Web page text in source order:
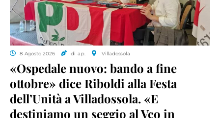
8 Agosto 2026 di a.p. Villadossola
«Ospedale nuovo: bando a fine
ottobre» dice Riboldi alla Festa
dell’Unità a Villadossola. «E
destiniamo un seggio al Vco in